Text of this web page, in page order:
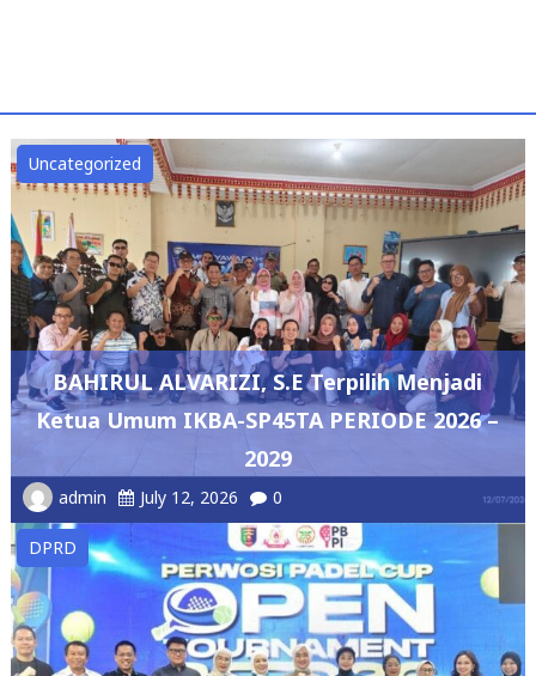
BAHIRUL ALVARIZI, S.E Terpilih Menjadi
Ketua Umum IKBA-SP45TA PERIODE 2026 –
2029
admin July 12, 2026 0
DPRD
DPRD Lampung Dukung Pengembangan